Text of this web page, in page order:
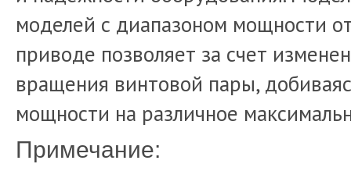
моделей с диапазоном мощности
приводе позволяет за счет
вращения винтовой пары,
мощности на различное
Примечание: